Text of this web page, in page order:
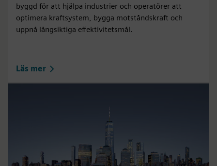
byggd för att hjälpa industrier och operatörer att
optimera kraftsystem, bygga motståndskraft och
uppnå långsiktiga effektivitetsmål.
Läs mer